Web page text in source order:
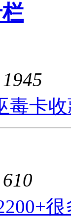
毒卡